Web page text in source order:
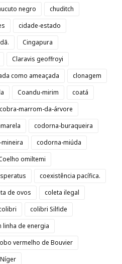
negro
chuditch
cidade-estado
Cingapura
Claravis geoffroyi
como ameaçada
clonagem
Coandu-mirim
coatá
cobra-marrom-da-árvore
codorna-buraqueira
codorna-miúda
omiltemi
coexistência pacífica.
de ovos
coleta ilegal
colibri Silfide
linha de energia
vermelho de Bouvier